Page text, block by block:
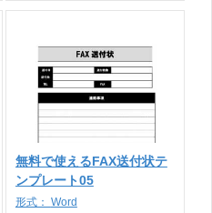
無料で使えるFAX送付状テ
ンプレート05
形式： Word